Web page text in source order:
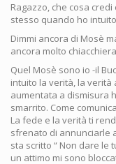
Ragazzo, che cosa
stesso quando ho
Dimmi ancora di Mosè
ancora molto
Quel Mosè sono io -il
intuito la verità, la
aumentata a dismisura
smarrito. Come
La fede e la verità ti
sfrenato di annunciarle
sta scritto “ Non dare le
un attimo mi sono